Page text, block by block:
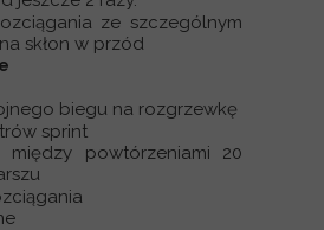
ze szczególnym
skłon w przód
biegu na rozgrzewkę
sprint
między powtórzeniami 20